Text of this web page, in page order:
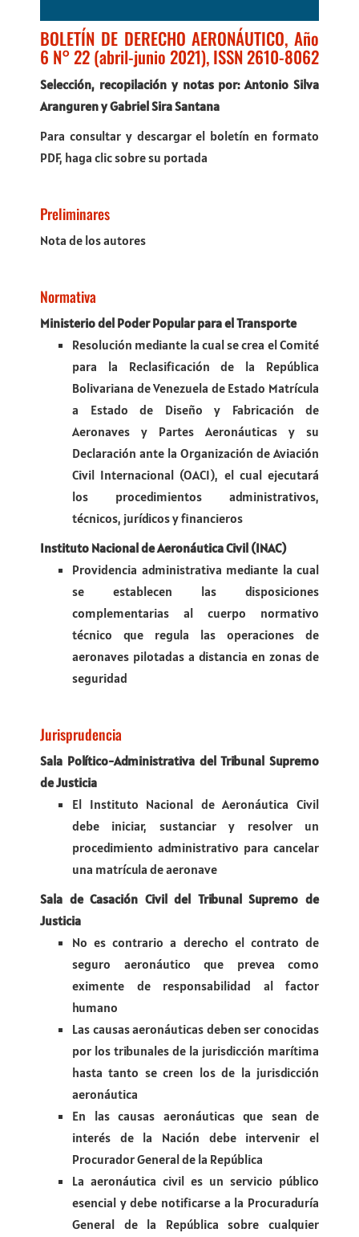
BOLETÍN DE DERECHO AERONÁUTICO, Año
6 N° 22 (abril-junio 2021), ISSN 2610-8062
Selección, recopilación y notas por: Antonio Silva
Aranguren y Gabriel Sira Santana
Para consultar y descargar el boletín en formato
PDF, haga clic sobre su portada
Preliminares
Nota de los autores
Normativa
Ministerio del Poder Popular para el Transporte
Resolución mediante la cual se crea el Comité
para la Reclasificación de la República
Bolivariana de Venezuela de Estado Matrícula
a Estado de Diseño y Fabricación de
Aeronaves y Partes Aeronáuticas y su
Declaración ante la Organización de Aviación
Civil Internacional (OACI), el cual ejecutará
los procedimientos administrativos,
técnicos, jurídicos y financieros
Instituto Nacional de Aeronáutica Civil (INAC)
Providencia administrativa mediante la cual
se establecen las disposiciones
complementarias al cuerpo normativo
técnico que regula las operaciones de
aeronaves pilotadas a distancia en zonas de
seguridad
Jurisprudencia
Sala Político-Administrativa del Tribunal Supremo
de Justicia
El Instituto Nacional de Aeronáutica Civil
debe iniciar, sustanciar y resolver un
procedimiento administrativo para cancelar
una matrícula de aeronave
Sala de Casación Civil del Tribunal Supremo de
Justicia
No es contrario a derecho el contrato de
seguro aeronáutico que prevea como
eximente de responsabilidad al factor
humano
Las causas aeronáuticas deben ser conocidas
por los tribunales de la jurisdicción marítima
hasta tanto se creen los de la jurisdicción
aeronáutica
En las causas aeronáuticas que sean de
interés de la Nación debe intervenir el
Procurador General de la República
La aeronáutica civil es un servicio público
esencial y debe notificarse a la Procuraduría
General de la República sobre cualquier